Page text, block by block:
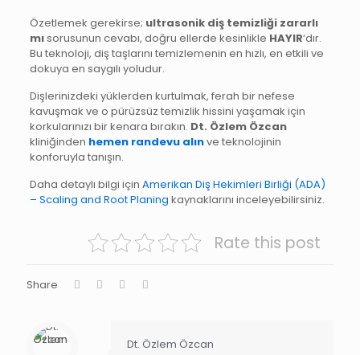
Özetlemek gerekirse; ultrasonik diş temizliği zararlı
mısorusunun cevabı, doğru ellerde kesinlikle HAYIR‘dır.
Bu teknoloji, diş taşlarını temizlemenin en hızlı, en etkili ve
dokuya en saygılı yoludur.
Dişlerinizdeki yüklerden kurtulmak, ferah bir nefese
kavuşmak ve o pürüzsüz temizlik hissini yaşamak için
korkularınızı bir kenara bırakın. Dt. Özlem Özcan
kliniğinden hemen randevu alınve teknolojinin
konforuyla tanışın.
Daha detaylı bilgi için Amerikan Diş Hekimleri Birliği (ADA)
– Scaling and Root Planing kaynaklarını inceleyebilirsiniz.
Rate this post
Share
Dt. Özlem Özcan